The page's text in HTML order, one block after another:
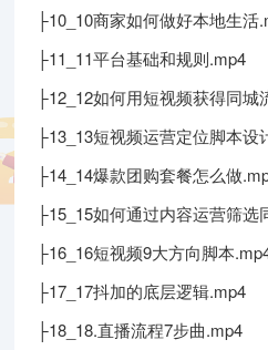
├10_10商家如何做好本地生活
├11_11平台基础和规则.mp4
├12_12如何用短视频获得同城
├13_13短视频运营定位脚本设
├14_14爆款团购套餐怎么做
├15_15如何通过内容运营筛选
├16_16短视频9大方向脚本
├17_17抖加的底层逻辑.mp4
├18_18.直播流程7步曲.mp4